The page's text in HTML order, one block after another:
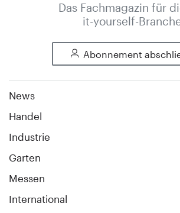
Das Fachmagazin für
it-yourself-
Abonnement
News
Handel
Industrie
Garten
Messen
International